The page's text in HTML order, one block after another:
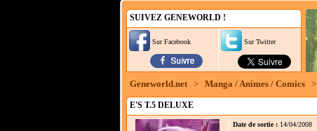
SUIVEZ GENEWORLD !
Sur Facebook Sur Twitter
Geneworld.net > Manga / Animes / Comics >
E'S T.5 DELUXE
Date de sortie :14/04/2008